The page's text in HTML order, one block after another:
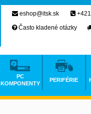
eshop@itsk.sk
Často kladené otázky
PC
KOMPONENTY
PERIFÉRIE